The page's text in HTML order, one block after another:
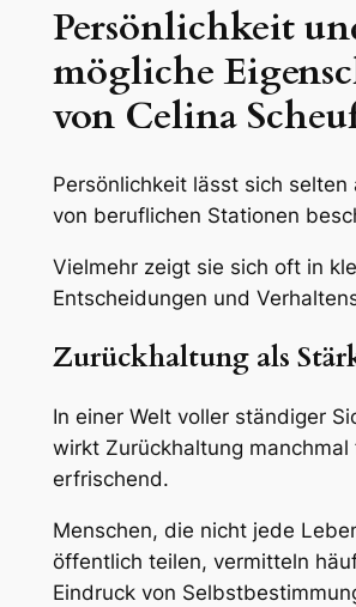
Persönlichkeit
mögliche
von Celina
Persönlichkeit lässt sich selten
von beruflichen Stationen
Vielmehr zeigt sie sich oft in
Entscheidungen und
Zurückhaltung als
In einer Welt voller ständiger
wirkt Zurückhaltung manchmal
erfrischend.
Menschen, die nicht jede
öffentlich teilen, vermitteln
Eindruck von